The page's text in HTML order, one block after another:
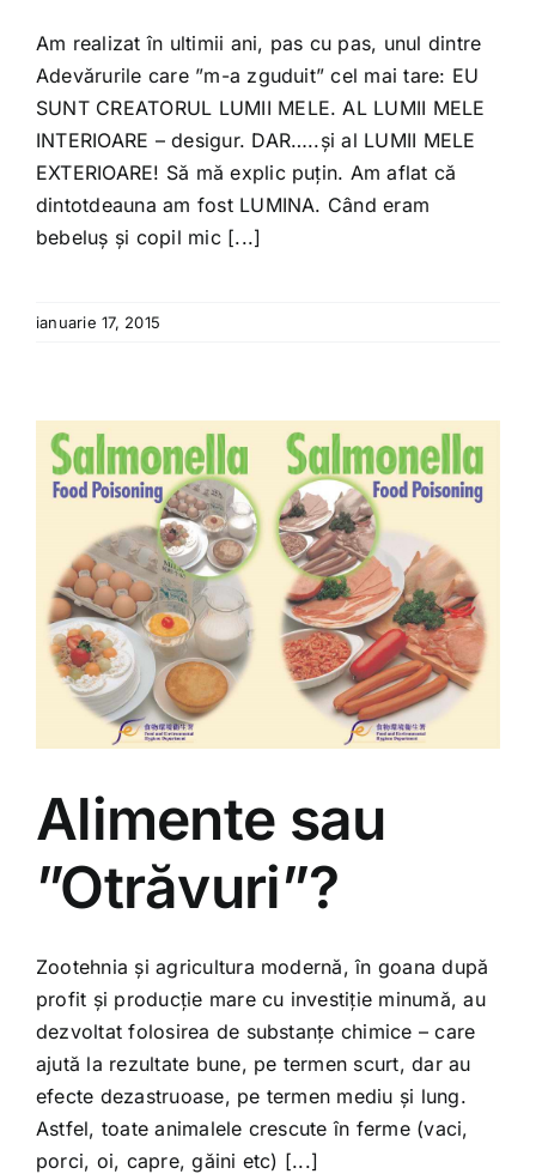
Am realizat în ultimii ani, pas cu pas, unul dintre
Adevărurile care ”m-a zguduit” cel mai tare: EU
SUNT CREATORUL LUMII MELE. AL LUMII MELE
INTERIOARE – desigur. DAR…..și al LUMII MELE
EXTERIOARE! Să mă explic puțin. Am aflat că
dintotdeauna am fost LUMINA. Când eram
bebeluș și copil mic [...]
ianuarie 17, 2015
Alimente sau
”Otrăvuri”?
Zootehnia și agricultura modernă, în goana după
profit și producție mare cu investiție minumă, au
dezvoltat folosirea de substanțe chimice – care
ajută la rezultate bune, pe termen scurt, dar au
efecte dezastruoase, pe termen mediu și lung.
Astfel, toate animalele crescute în ferme (vaci,
porci, oi, capre, găini etc) [...]